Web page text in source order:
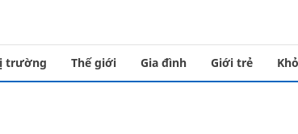
trường Thế giới Gia đình Giới trẻ